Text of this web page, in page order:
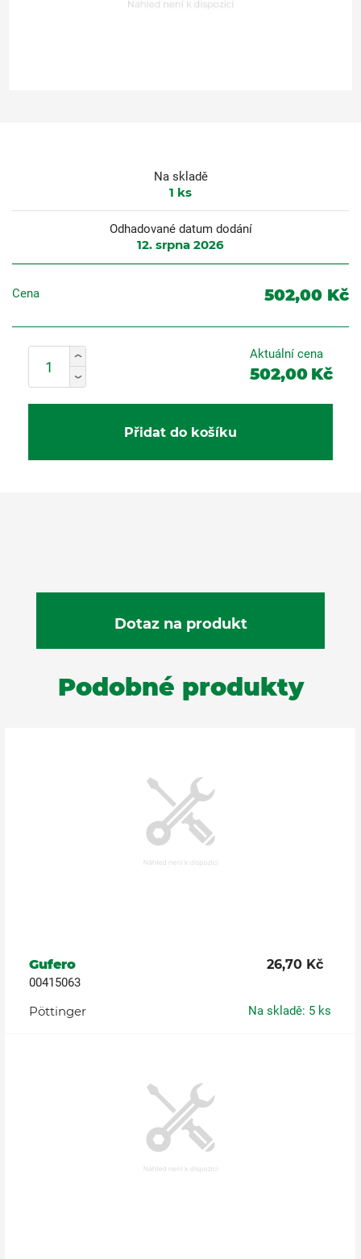
Na skladě
1 ks
Odhadované datum dodání
12. srpna 2026
Cena 502,00 Kč
Aktuální cena
502,00 Kč
Přidat do košíku
Podobné produkty
Gufero 26,70 Kč
00415063
Pöttinger Na skladě: 5 ks